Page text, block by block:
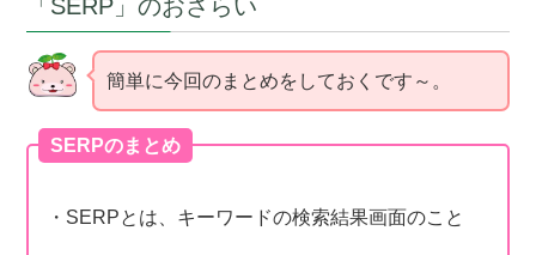
「SERP」のおさらい
簡単に今回のまとめをしておくです～。
SERPのまとめ
・SERPとは、キーワードの検索結果画面のこと